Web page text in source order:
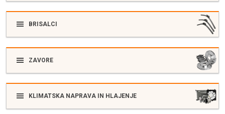
BRISALCI
ZAVORE
KLIMATSKA NAPRAVA IN HLAJENJE